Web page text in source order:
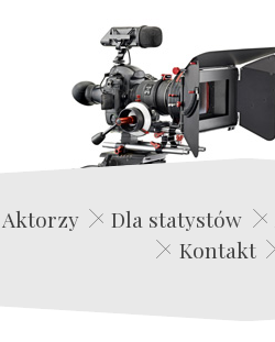
Aktorzy Dla statystów
Kontakt